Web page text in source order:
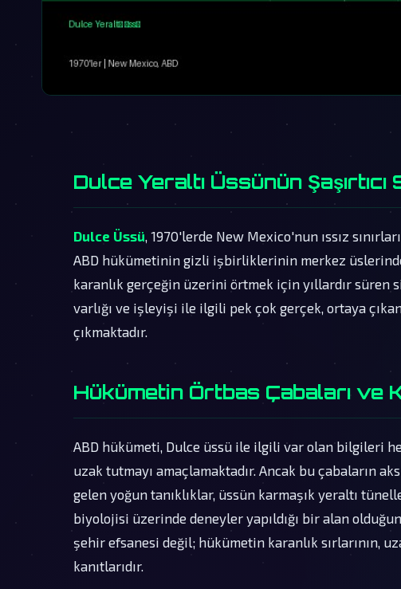
Dulce Yeraltı Üssünün Şaşırtıcı
Dulce Üssü, 1970'lerde New Mexico'nun ıssız
ABD hükümetinin gizli işbirliklerinin merkez
karanlık gerçeğin üzerini örtmek için yıllardır süren
varlığı ve işleyişi ile ilgili pek çok gerçek, ortaya
çıkmaktadır.
Hükümetin Örtbas Çabaları ve
ABD hükümeti, Dulce üssü ile ilgili var olan bilgileri
uzak tutmayı amaçlamaktadır. Ancak bu çabaların
gelen yoğun tanıklıklar, üssün karmaşık yeraltı
biyolojisi üzerinde deneyler yapıldığı bir alan
şehir efsanesi değil; hükümetin karanlık sırlarının,
kanıtlarıdır.